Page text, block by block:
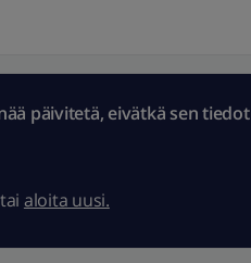
päivitetä, eivätkä sen tiedot
tai aloita uusi.